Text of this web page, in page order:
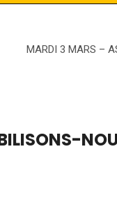
MARDI 3 MARS –